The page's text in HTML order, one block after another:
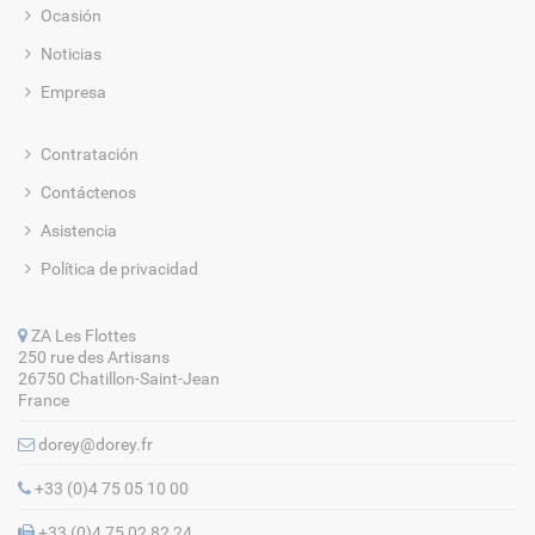
Ocasión
Noticias
Empresa
Contratación
Contáctenos
Asistencia
Política de privacidad
ZA Les Flottes
250 rue des Artisans
26750 Chatillon-Saint-Jean
France
dorey@dorey.fr
+33 (0)4 75 05 10 00